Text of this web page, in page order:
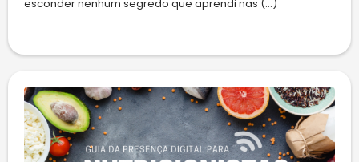
esconder nenhum segredo que aprendi nas (...)